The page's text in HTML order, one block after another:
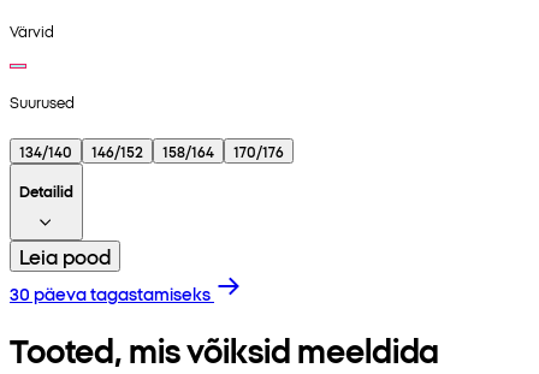
Värvid
Suurused
134/140 146/152 158/164
170/176
Detailid
Leia pood
30 päeva tagastamiseks
Tooted, mis võiksid meeldida